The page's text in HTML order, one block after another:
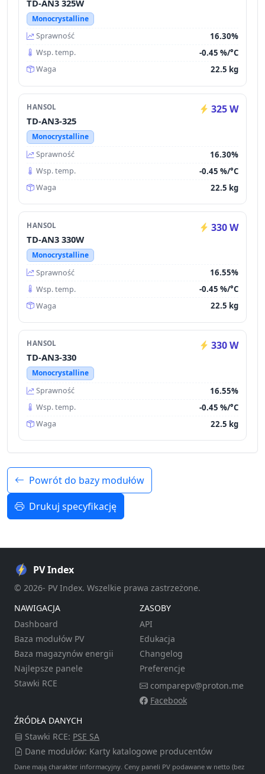
TD-AN3 325W
Monocrystalline
Sprawność
16.30%
Wsp. temp. -0.45 %/°C
Waga 22.5 kg
HANSOL 325 W
TD-AN3-325
Monocrystalline
Sprawność
16.30%
Wsp. temp. -0.45 %/°C
Waga 22.5 kg
HANSOL 330 W
TD-AN3 330W
Monocrystalline
Sprawność
16.55%
Wsp. temp. -0.45 %/°C
Waga 22.5 kg
HANSOL 330 W
TD-AN3-330
Monocrystalline
Sprawność
16.55%
Wsp. temp. -0.45 %/°C
Waga 22.5 kg
Powrót do bazy modułów
Drukuj specyfikację
PV Index
© 2026- PV Index. Wszelkie prawa zastrzeżone.
NAWIGACJA
Dashboard
Baza modułów PV
Baza magazynów energii
Najlepsze panele
Stawki RCE
ZASOBY
API
Edukacja
Changelog
Preferencje
comparepv@proton.me
Facebook
ŹRÓDŁA DANYCH
Stawki RCE: PSE SA
Dane modułów: Karty katalogowe producentów
Dane mają charakter informacyjny. Ceny paneli PV podawane w netto (bez